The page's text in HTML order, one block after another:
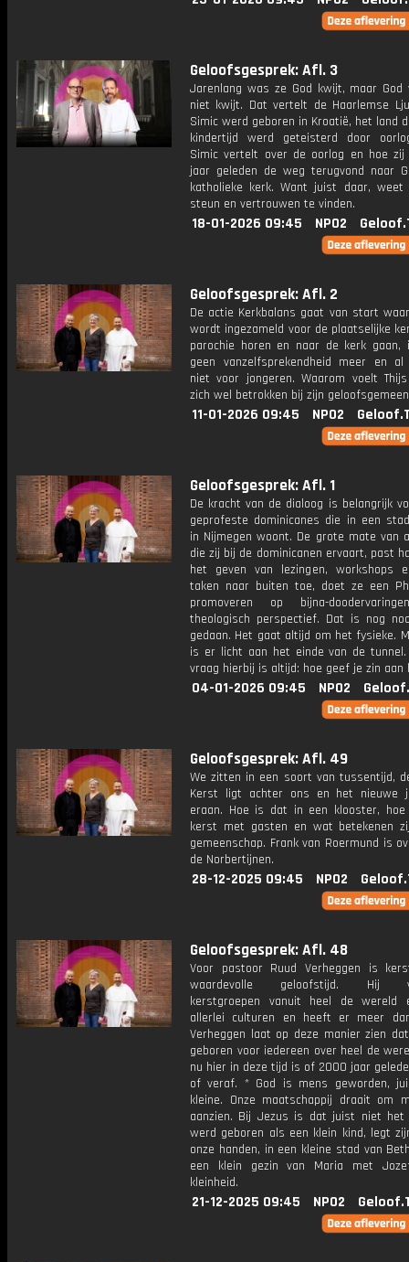
Geloofsgesprek: Afl. 3
Jarenlang was ze God kwijt, maar God
niet kwijt. Dat vertelt de Haarlemse
Simic werd geboren in Kroatië, het land
kindertijd werd geteisterd door
Simic vertelt over de oorlog en hoe zij
jaar geleden de weg terugvond naar
katholieke kerk. Want juist daar,
steun en vertrouwen te vinden.
18-01-2026 09:45 NPO2
Geloofsgesprek: Afl. 2
De actie Kerkbalans gaat van start
wordt ingezameld voor de plaatselijke
parochie horen en naar de kerk gaan,
geen vanzelfsprekendheid meer en al
niet voor jongeren. Waarom voelt
zich wel betrokken bij zijn
11-01-2026 09:45 NPO2
Geloofsgesprek: Afl. 1
De kracht van de dialoog is belangrijk
geprofeste dominicanes die in een
in Nijmegen woont. De grote mate van
die zij bij de dominicanen ervaart, past
het geven van lezingen, workshops
taken naar buiten toe, doet ze een
promoveren op bijna-
theologisch perspectief. Dat is nog
gedaan. Het gaat altijd om het fysieke.
is er licht aan het einde van de
vraag hierbij is altijd: hoe geef je zin aan
04-01-2026 09:45 NPO2
Geloofsgesprek: Afl. 49
We zitten in een soort van tussentijd,
Kerst ligt achter ons en het nieuwe
eraan. Hoe is dat in een klooster,
kerst met gasten en wat betekenen
gemeenschap. Frank van Roermund is
de Norbertijnen.
28-12-2025 09:45 NPO2
Geloofsgesprek: Afl. 48
Voor pastoor Ruud Verheggen is
waardevolle geloofstijd. Hij
kerstgroepen vanuit heel de wereld
allerlei culturen en heeft er meer
Verheggen laat op deze manier zien
geboren voor iedereen over heel de
nu hier in deze tijd is of 2000 jaar
of veraf. * God is mens geworden,
kleine. Onze maatschappij draait om
aanzien. Bij Jezus is dat juist niet het
werd geboren als een klein kind, legt
onze handen, in een kleine stad van
een klein gezin van Maria met
kleinheid.
21-12-2025 09:45 NPO2